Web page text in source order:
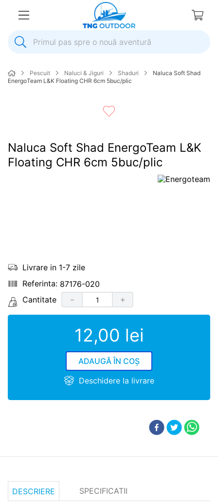
Primul pas spre o nouă aventură
2.
colac salvare
6.
dop
7.
pompa apa
Pescuit Naluci & Jiguri Shaduri
Naluca Soft Shad
EnergoTeam L&K Floating CHR 6cm 5buc/plic
Naluca Soft Shad EnergoTeam L&K
Floating CHR 6cm 5buc/plic
Livrare in 1-7 zile
87176-020
Cantitate
＋
－
12,00 lei
ADAUGĂ ÎN COȘ
Deschidere la livrare
DESCRIERE SPECIFICATII